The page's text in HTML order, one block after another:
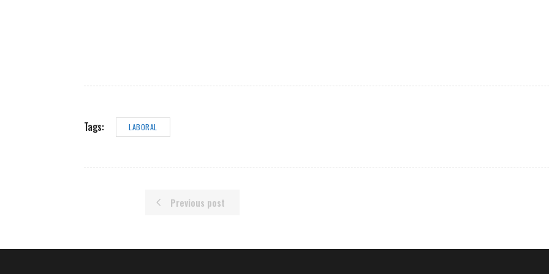
Tags: LABORAL
Previous post